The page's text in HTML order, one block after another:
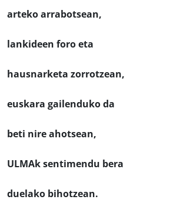
arteko arrabotsean,
lankideen foro eta
hausnarketa zorrotzean,
euskara gailenduko da
beti nire ahotsean,
ULMAk sentimendu bera
duelako bihotzean.